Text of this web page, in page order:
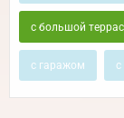
с большой
с гаражом